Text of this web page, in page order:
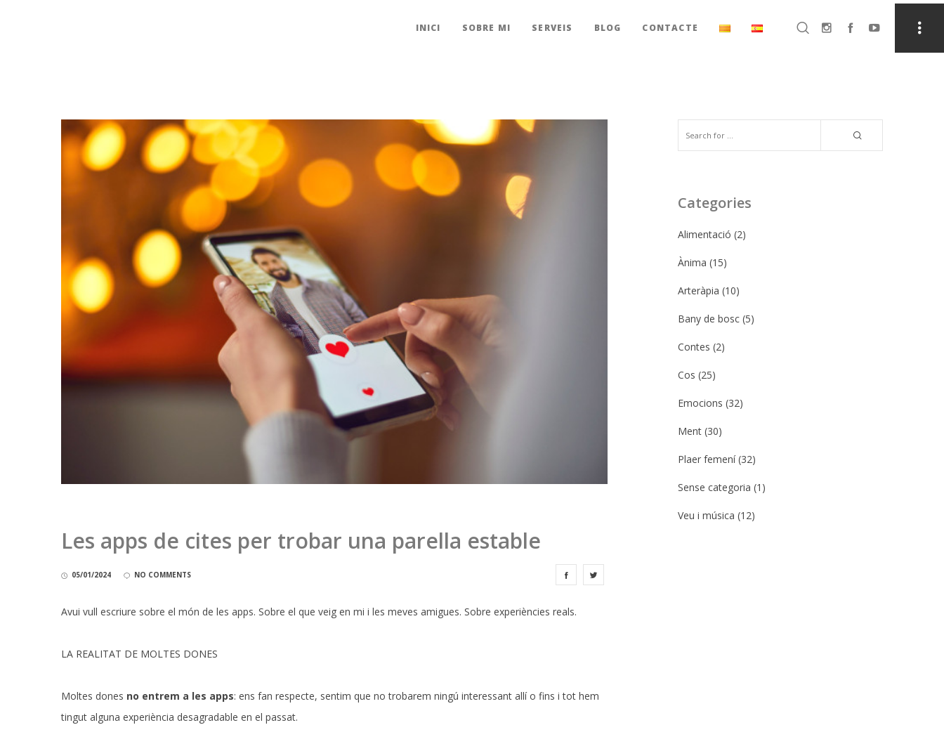
INICI SOBRE MI SERVEIS BLOG CONTACTE
Les apps de cites per trobar una parella estable
05/01/2024 NO COMMENTS
Avui vull escriure sobre el món de les apps. Sobre el que veig en mi i les meves amigues. Sobre experiències reals.
LA REALITAT DE MOLTES DONES
Moltes dones no entrem a les apps: ens fan respecte, sentim que no trobarem ningú interessant allí o fins i tot hem
tingut alguna experiència desagradable en el passat.
Categories
Alimentació (2)
Ànima (15)
Arteràpia (10)
Bany de bosc(5)
Contes (2)
Cos (25)
Emocions (32)
Ment(30)
Plaer femení(32)
Sense categoria (1)
Veu i música (12)